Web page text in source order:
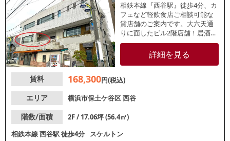
相鉄本線『西谷駅』徒歩4分、カ
フェなど軽飲食店ご相談可能な
貸店舗のご案内です。大六天通
りに面したビル2階店舗！居酒屋
やカフェなどの飲食店も点在す
るエリアです。周辺は住宅街に
囲まれており、地域密着型店舗
件等、お気軽にお問合せくださ
詳細を見る
賃料 168,300円(税込)
エリア
横浜市保土ケ谷区西谷
階数/面積
2F / 17.06坪 (56.4㎡)
相鉄本線西谷駅徒歩4分 スケルトン